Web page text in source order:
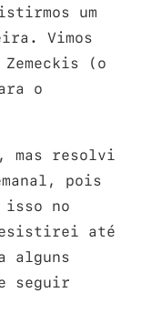
um
Vimos
(o
o
mas resolvi
pois
isso no
até
alguns
seguir